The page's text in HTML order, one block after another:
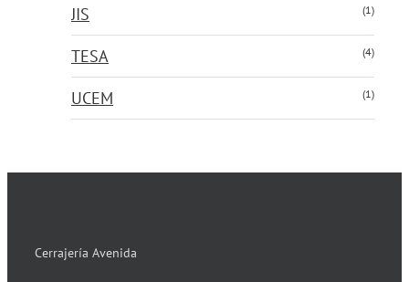
JIS (1)
TESA (4)
UCEM (1)
Cerrajería Avenida